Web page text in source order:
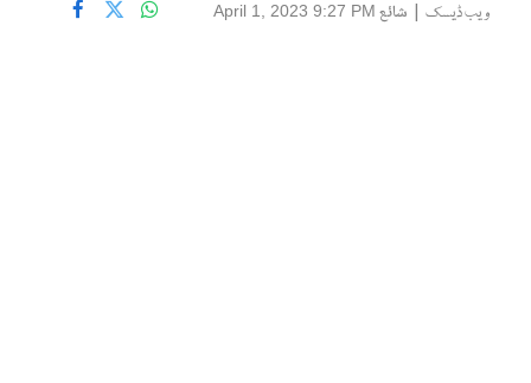
ویب ڈیسک | شائع April 1, 2023 9:27 PM